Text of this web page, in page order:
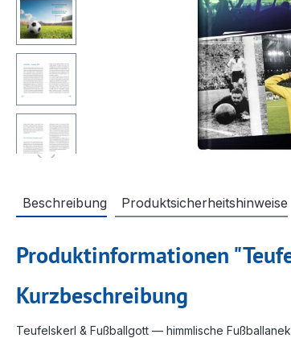
Beschreibung Produktsicherheitshinweise
Produktinformationen
Kurzbeschreibung
Teufelskerl & Fußballgott — himmlische